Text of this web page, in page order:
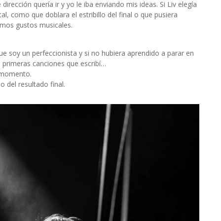
quería ir y yo le iba enviando mis ideas. Si Liv elegía
como que doblara el estribillo del final o que pusiera
gustos musicales.
soy un perfeccionista y si no hubiera aprendido a parar en
canciones que escribí…
del resultado final.